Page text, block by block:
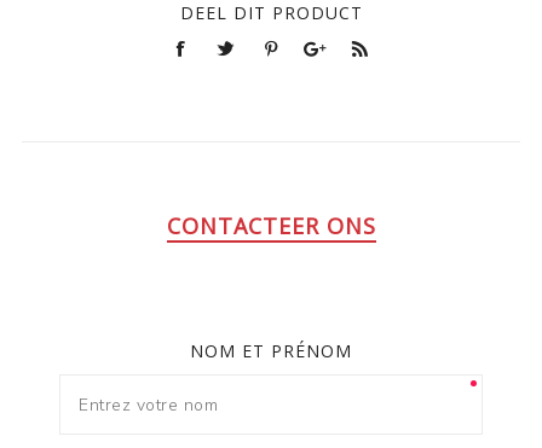
DEEL DIT PRODUCT
CONTACTEER ONS
NOM ET PRÉNOM